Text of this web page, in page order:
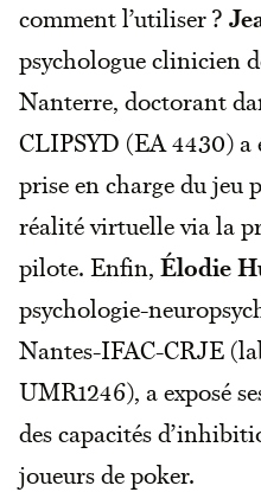
comment l’utiliser ?
psychologue clinicien
Nanterre, doctorant
CLIPSYD (EA 4430) a
prise en charge du jeu
réalité virtuelle via la
pilote. Enfin, Élodie
psychologie-
Nantes-IFAC-CRJE
UMR1246), a exposé
des capacités
joueurs de poker.